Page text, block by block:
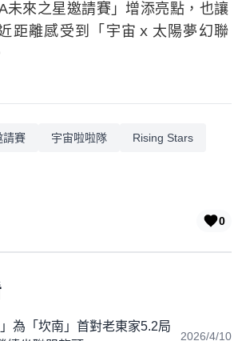
未來之星邀請賽」增添亮點，也讓
距離感受到「宇宙ｘ太陽夢幻聯
請賽 宇宙啦啦隊 Rising Stars
0
為「坎南」首對老東家5.2局
2026/4/10